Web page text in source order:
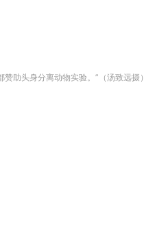
助头身分离动物实验。”（汤致远摄）